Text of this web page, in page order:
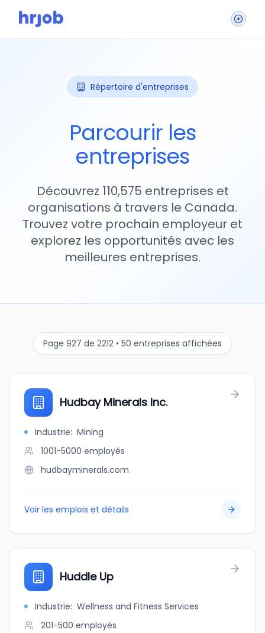
Répertoire d'entreprises
Parcourir les
entreprises
Découvrez 110,575 entreprises et
organisations à travers le Canada.
Trouvez votre prochain employeur et
explorez les opportunités avec les
meilleures entreprises.
Page 927 de 2212 • 50 entreprises affichées
Hudbay Minerals Inc.
Industrie: Mining
1001-5000 employés
hudbayminerals.com
Voir les emplois et détails
Huddle Up
Industrie: Wellness and Fitness Services
201-500 employés